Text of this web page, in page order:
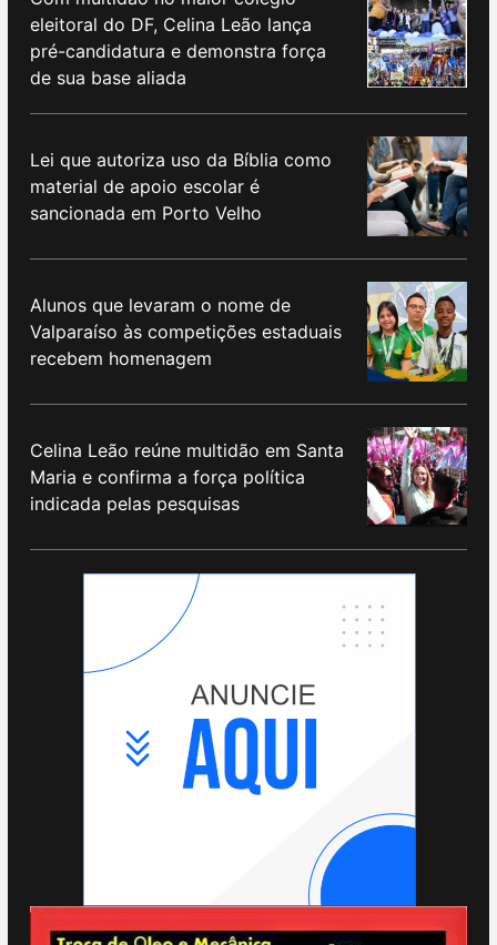
eleitoral do DF, Celina Leão lança
pré-candidatura e demonstra força
de sua base aliada
Lei que autoriza uso da Bíblia como
material de apoio escolar é
sancionada em Porto Velho
Alunos que levaram o nome de
Valparaíso às competições estaduais
recebem homenagem
Celina Leão reúne multidão em Santa
Maria e confirma a força política
indicada pelas pesquisas